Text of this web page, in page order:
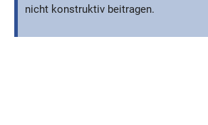
nicht konstruktiv beitragen.